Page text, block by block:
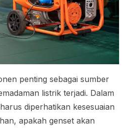
penting sebagai sumber
listrik terjadi. Dalam
diperhatikan kesesuaian
apakah genset akan